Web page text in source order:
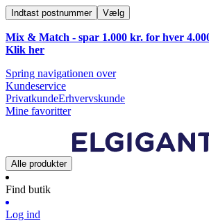
Indtast postnummer Vælg
Mix & Match - spar 1.000 kr. for hver
Klik her
Spring navigationen over
Kundeservice
PrivatkundeErhvervskunde
Mine favoritter
Alle produkter
Find butik
Log ind